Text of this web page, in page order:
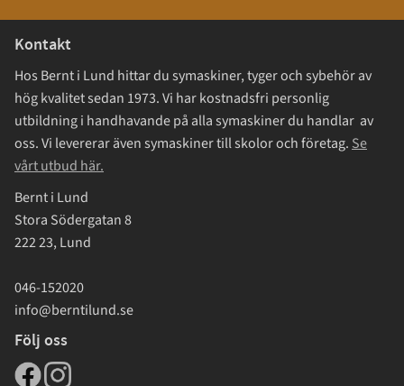
Kontakt
Hos Bernt i Lund hittar du symaskiner, tyger och sybehör av
hög kvalitet sedan 1973. Vi har kostnadsfri personlig
utbildning i handhavande på alla symaskiner du handlar av
oss. Vi levererar även symaskiner till skolor och företag. Se
vårt utbud här.
Bernt i Lund
Stora Södergatan 8
222 23, Lund
046-152020
info@berntilund.se
Följ oss